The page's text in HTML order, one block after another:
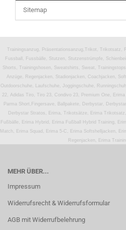
Sitemap
Trainingsanzug, Präsentationsanzug,Trikot, Trikotsatz,
Fussball, Fussbälle, Stutzen, Stutzenstrümpfe,
Shorts, Trainingshosen, Sweatshirts, Sweat,
Anzüge, Regenjacken, Stadionjacken, Coachjacken,
Outdoorschuhe, Laufschuhe, Joggingschuhe,
22, Adidas Tiro, Tiro 23, Condivo 23, Premium One,
Parma Short,Fingersave, Ballpakete, Derbystar,
Derbystar Stratos, Erima, Trikotsätze, Erima
Fußbälle, Erima Hybrid, Erima Fußball Hybrid Training,
Match, Erima Squad, Erima 5-C, Erima Softshelljacken,
Regenjacken, Erima
MEHR ÜBER...
Impressum
Widerrufsrecht & Widerrufsformular
AGB mit Widerrufbelehrung